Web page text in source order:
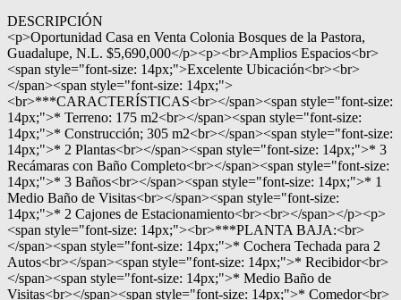
DESCRIPCIÓN
<p>Oportunidad Casa en Venta Colonia Bosques de la Pastora,
Guadalupe, N.L. $5,690,000</p><p><br>Amplios Espacios<br>
<span style="font-size: 14px;">Excelente Ubicación<br><br>
</span><span style="font-size: 14px;">
<br>***CARACTERÍSTICAS<br></span><span style="font-size:
14px;">* Terreno: 175 m2<br></span><span style="font-size:
14px;">* Construcción; 305 m2<br></span><span style="font-size:
14px;">* 2 Plantas<br></span><span style="font-size: 14px;">* 3
Recámaras con Baño Completo<br></span><span style="font-size:
14px;">* 3 Baños<br></span><span style="font-size: 14px;">* 1
Medio Baño de Visitas<br></span><span style="font-size:
14px;">* 2 Cajones de Estacionamiento<br><br></span></p><p>
<span style="font-size: 14px;"><br>***PLANTA BAJA:<br>
</span><span style="font-size: 14px;">* Cochera Techada para 2
Autos<br></span><span style="font-size: 14px;">* Recibidor<br>
</span><span style="font-size: 14px;">* Medio Baño de
Visitas<br></span><span style="font-size: 14px;">* Comedor<br>